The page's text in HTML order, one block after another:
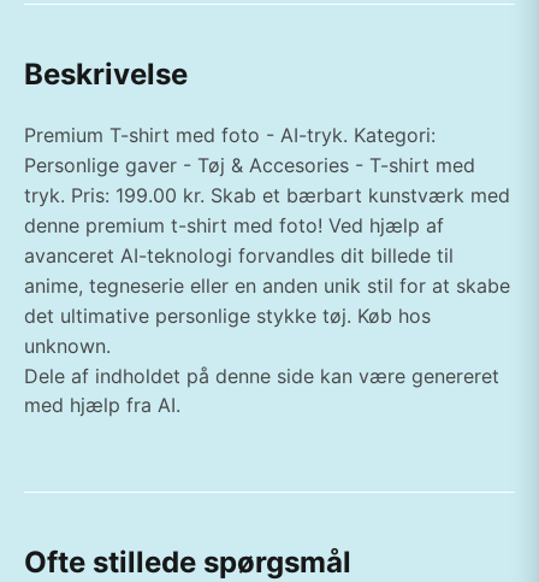
Beskrivelse
Premium T-shirt med foto - AI-tryk. Kategori:
Personlige gaver - Tøj & Accesories - T-shirt med
tryk. Pris: 199.00 kr. Skab et bærbart kunstværk med
denne premium t-shirt med foto! Ved hjælp af
avanceret AI-teknologi forvandles dit billede til
anime, tegneserie eller en anden unik stil for at skabe
det ultimative personlige stykke tøj. Køb hos
unknown.
Dele af indholdet på denne side kan være genereret
med hjælp fra AI.
Ofte stillede spørgsmål